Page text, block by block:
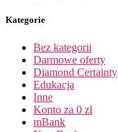
Kategorie
Bez kategorii
Darmowe oferty
Diamond Certainty
Edukacja
Inne
Konto za 0 zł
mBank